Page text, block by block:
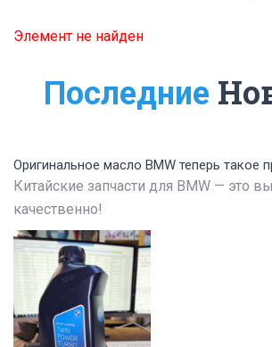
Элемент не найден
Последние
Оригинальное масло BMW теперь такое
Китайские запчасти для BMW — это
качественно!